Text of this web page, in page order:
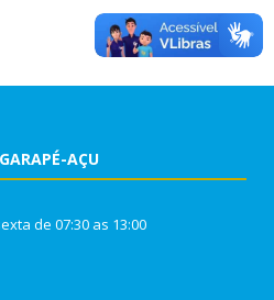
AÇU
de 07:30 as 13:00